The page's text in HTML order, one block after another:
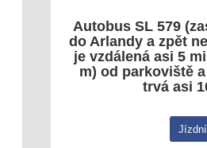
Autobus SL 579
do Arlandy a zpět
je vzdálená asi 5
m) od parkoviště
trvá asi